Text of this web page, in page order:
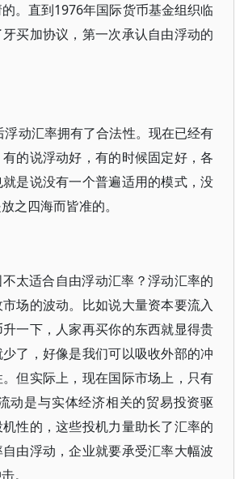
。直到1976年国际货币基金组织临
买加协议，第一次承认自由浮动的
浮动汇率拥有了合法性。现在已经有
的说浮动好，有的时候固定好，各
是说没有一个普遍适用的模式，没
之四海而皆准的。
太适合自由浮动汇率？浮动汇率的
场的波动。比如说大量资本要流入
一下，人家再买你的东西就显得贵
了，好像是我们可以吸收外部的冲
但实际上，现在国际市场上，只有
动是与实体经济相关的贸易投资驱
性的，这些投机力量助长了汇率的
由浮动，企业就要承受汇率大幅波
。